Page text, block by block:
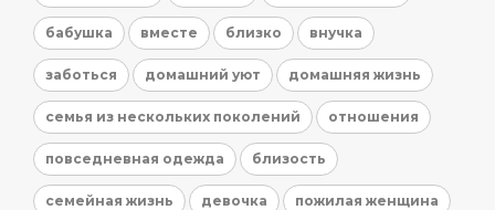
бабушка вместе близко внучка
заботься домашний уют домашняя жизнь
семья из нескольких поколений отношения
повседневная одежда близость
семейная жизнь девочка пожилая женщина